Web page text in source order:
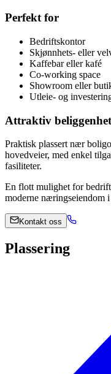
Perfekt for
Bedriftskontor
Skjønnhets- eller
Kaffebar eller kafé
Co-working space
Showroom eller
Utleie- og
Attraktiv
Praktisk plassert nær
hovedveier, med enkel
fasiliteter.
En flott mulighet for
moderne næringseiendom
Kontakt oss
Plassering